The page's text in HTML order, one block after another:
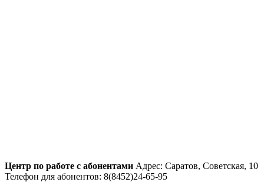
Центр по работе с абонентами Адрес: Саратов, Советская, 10
Телефон для абонентов: 8(8452)24-65-95